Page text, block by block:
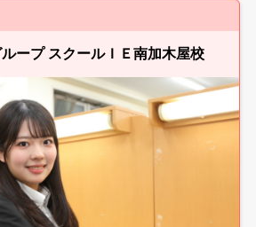
ープ スクールＩＥ南加木屋校